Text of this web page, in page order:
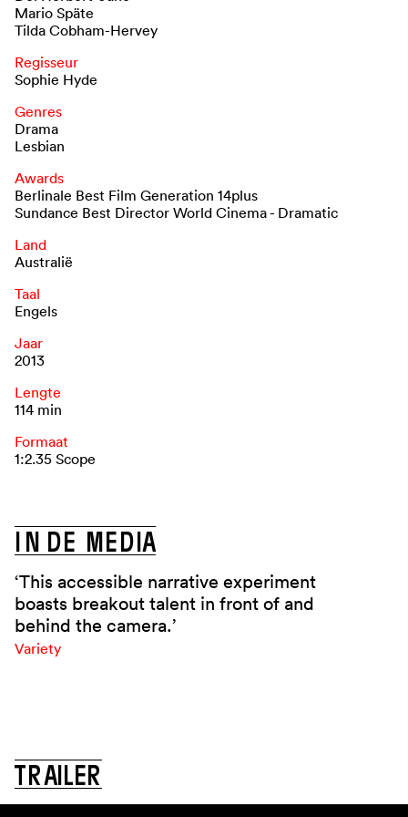
Mario Späte
Tilda Cobham-Hervey
Regisseur
Sophie Hyde
Genres
Drama
Lesbian
Awards
Berlinale Best Film Generation 14plus
Sundance Best Director World Cinema - Dramatic
Land
Australië
Taal
Engels
Jaar
2013
Lengte
114 min
Formaat
1:2.35 Scope
N D E M E D A
‘This accessible narrative experiment
boasts breakout talent in front of and
behind the camera.’
Variety
T RAI LER